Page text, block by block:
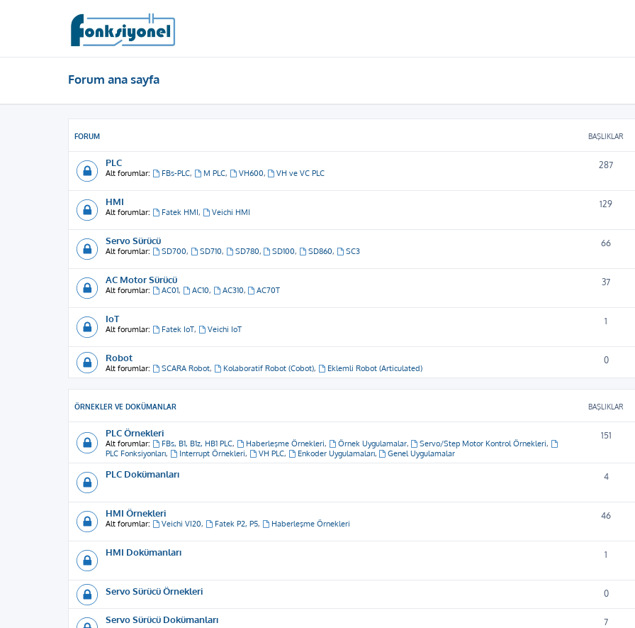
Forum ana sayfa
FORUM BAŞLIKLAR
PLC
Alt forumlar: FBs-PLC, M PLC, VH600, VH ve VC PLC
287
HMI
Alt forumlar: Fatek HMI, Veichi HMI
129
Servo Sürücü
Alt forumlar: SD700, SD710, SD780, SD100, SD860, SC3
66
AC Motor Sürücü
Alt forumlar: AC01, AC10, AC310, AC70T
37
IoT
Alt forumlar: Fatek IoT, Veichi IoT
1
Robot
Alt forumlar: SCARA Robot, Kolaboratif Robot (Cobot), Eklemli Robot (Articulated)
0
ÖRNEKLER VE DOKÜMANLAR BAŞLIKLAR
PLC Örnekleri
Alt forumlar: FBs, B1, B1z, HB1 PLC, Haberleşme Örnekleri, Örnek Uygulamalar, Servo/Step Motor Kontrol Örnekleri,
PLC Fonksiyonları, Interrupt Örnekleri, VH PLC, Enkoder Uygulamaları, Genel Uygulamalar
151
PLC Dokümanları 4
HMI Örnekleri
Alt forumlar: Veichi VI20, Fatek P2, P5, Haberleşme Örnekleri
46
HMI Dokümanları 1
Servo Sürücü Örnekleri 0
Servo Sürücü Dokümanları 7